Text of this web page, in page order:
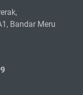
Bandar Meru